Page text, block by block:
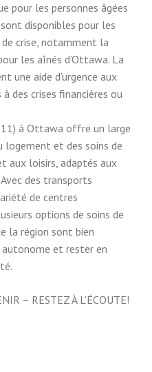
pour les personnes âgées
disponibles pour les
crise, notamment la
les aînés d’Ottawa. La
une aide d’urgence aux
des crises financières ou
à Ottawa offre un large
logement et des soins de
aux loisirs, adaptés aux
des transports
de centres
options de soins de
la région sont bien
et rester en
– RESTEZ À L’ÉCOUTE!